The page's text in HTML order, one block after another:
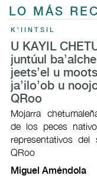
LO MÁS
K'IINTSIL
U KAYIL
juntúul
jeets’el u
ja’ilo’ob u
QRoo
Mojarra
de los peces
representativos del
QRoo
Miguel Améndola